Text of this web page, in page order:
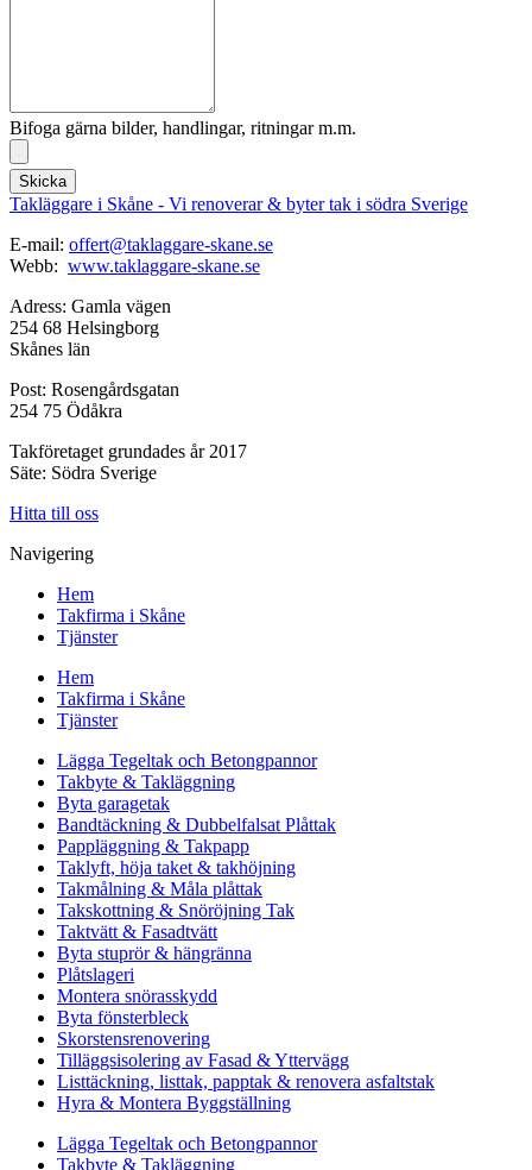
Bifoga gärna bilder, handlingar, ritningar m.m.
Skicka
Takläggare i Skåne - Vi renoverar & byter tak i södra Sverige
E-mail: offert@taklaggare-skane.se
Webb: www.taklaggare-skane.se
Adress: Gamla vägen
254 68 Helsingborg
Skånes län
Post: Rosengårdsgatan
254 75 Ödåkra
Takföretaget grundades år 2017
Säte: Södra Sverige
Hitta till oss
Navigering
Hem
Takfirma i Skåne
Tjänster
Hem
Takfirma i Skåne
Tjänster
Lägga Tegeltak och Betongpannor
Takbyte & Takläggning
Byta garagetak
Bandtäckning & Dubbelfalsat Plåttak
Pappläggning & Takpapp
Taklyft, höja taket & takhöjning
Takmålning & Måla plåttak
Takskottning & Snöröjning Tak
Taktvätt & Fasadtvätt
Byta stuprör & hängränna
Plåtslageri
Montera snörasskydd
Byta fönsterbleck
Skorstensrenovering
Tilläggsisolering av Fasad & Yttervägg
Listtäckning, listtak, papptak & renovera asfaltstak
Hyra & Montera Byggställning
Lägga Tegeltak och Betongpannor
Takbyte & Takläggning